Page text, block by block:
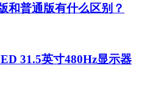
和普通版有什么区别？
31.5英寸480Hz显示器